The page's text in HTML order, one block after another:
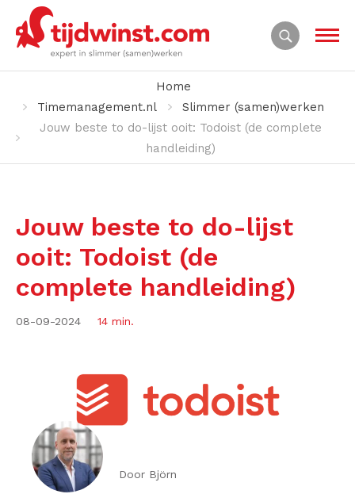
Home
Timemanagement.nl
Slimmer (samen)werken
Jouw beste to do-lijst ooit: Todoist (de complete
handleiding)
Jouw beste to do-lijst
ooit: Todoist (de
complete handleiding)
08-09-2024 14 min.
Door Björn